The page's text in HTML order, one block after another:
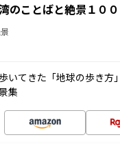
のことばと絶景１００
いてきた「地球の歩き
集